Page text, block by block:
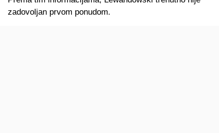
zadovoljan prvom ponudom.